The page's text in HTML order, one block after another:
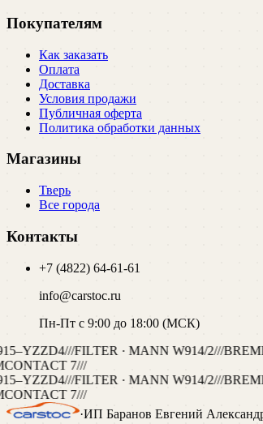
Покупателям
Как заказать
Оплата
Доставка
Условия продажи
Публичная оферта
Политика обработки данных
Магазины
Тверь
Все города
Контакты
+7 (4822) 64-61-61
info@carstoc.ru
Пн-Пт с 9:00 до 18:00 (МСК)
///FILTER · MANN W914/2///
7///
///FILTER · MANN W914/2///
7///
·ИП Баранов Евгений